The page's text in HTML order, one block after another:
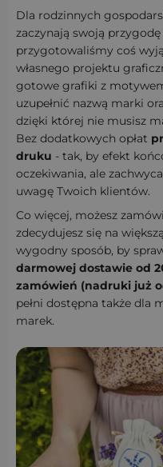
Dla rodzinnych
zaczynają swoją
przygotowaliśmy coś
własnego projektu
gotowe grafiki z
uzupełnić nazwą marki
dzięki której nie musisz
Bez dodatkowych opłat
druku - tak, by efekt
oczekiwania, ale
uwagę Twoich klientów.
Co więcej, możesz
zdecydujesz się na
wygodny sposób, by
darmowej dostawie od
zamówień (nadruki już
pełni dostępna także dla
marek.